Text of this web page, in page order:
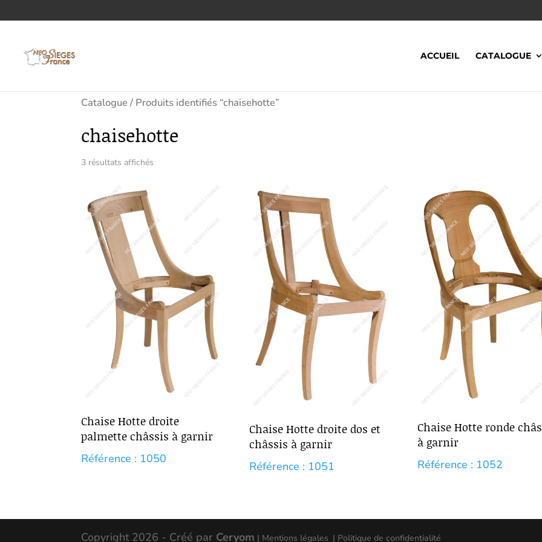
ACCUEIL CATALOGUE
Catalogue / Produits identifiés “chaisehotte”
chaisehotte
3 résultats affichés
Chaise Hotte droite
palmette châssis à garnir
Référence : 1050
Chaise Hotte droite dos et
châssis à garnir
Référence : 1051
Chaise Hotte ronde
à garnir
Référence : 1052
Copyright 2026 - Créé par Ceryom | Mentions légales | Politique de confidentialité